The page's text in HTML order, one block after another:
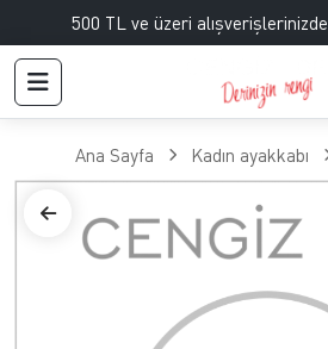
500 TL ve üzeri alışverişlerinizde
Ana Sayfa Kadın ayakkabı